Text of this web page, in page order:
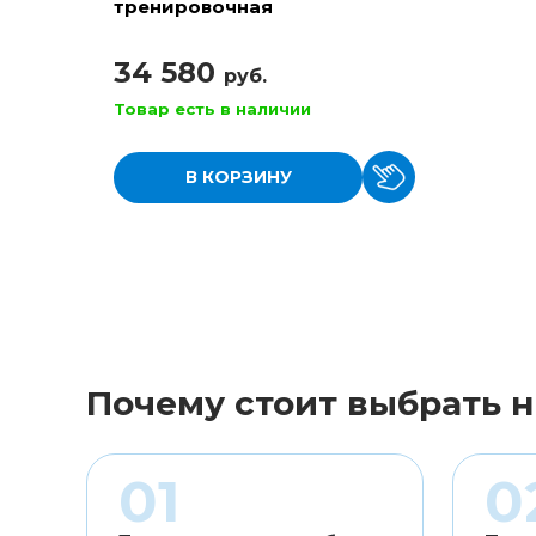
тренировочная
34 580 руб.
Товар есть в наличии
В КОРЗИНУ
Почему стоит выбрать